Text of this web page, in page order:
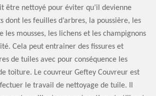
être nettoyé pour éviter qu’il devienne
dont les feuilles d’arbres, la poussière, les
les mousses, les lichens et les champignons
Cela peut entrainer des fissures et
de tuiles avec pour conséquence les
toiture. Le couvreur Geftey Couvreur est
le travail de nettoyage de tuile. Il